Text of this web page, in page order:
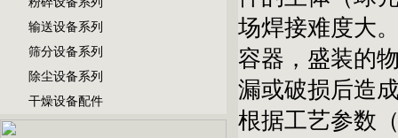
输送设备系列
筛分设备系列
除尘设备系列
干燥设备配件
场焊接难度大
容器，盛装的
漏或破损后造
根据工艺参数